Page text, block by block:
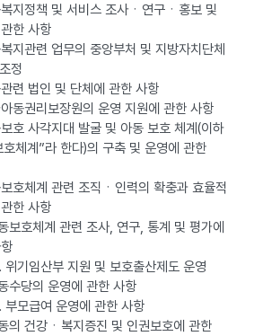
지정책 및 서비스 조사ㆍ연구ㆍ홍보 및
한 사항
지관련 업무의 중앙부처 및 지방자치단체
정
련 법인 및 단체에 관한 사항
동권리보장원의 운영 지원에 관한 사항
호 사각지대 발굴 및 아동 보호 체계(이하
호체계”라 한다)의 구축 및 운영에 관한
호체계 관련 조직ㆍ인력의 확충과 효율적
한 사항
보호체계 관련 조사, 연구, 통계 및 평가에
기임산부 지원 및 보호출산제도 운영
수당의 운영에 관한 사항
모급여 운영에 관한 사항
의 건강ㆍ복지증진 및 인권보호에 관한